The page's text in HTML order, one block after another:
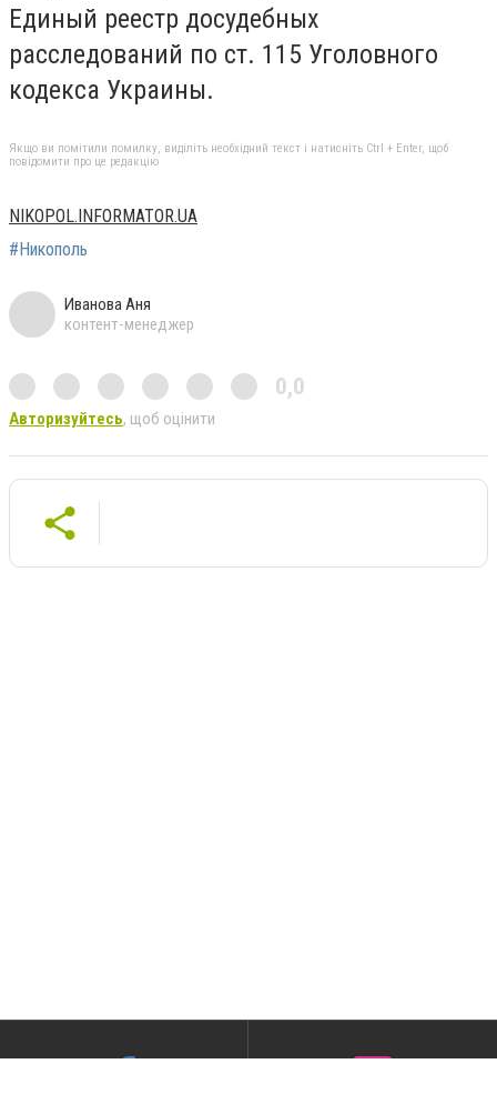
Единый реестр досудебных
расследований по ст. 115 Уголовного
кодекса Украины.
Якщо ви помітили помилку, виділіть необхідний текст і натисніть Ctrl + Enter, щоб
повідомити про це редакцію
NIKOPOL.INFORMATOR.UA
#Никополь
Иванова Аня
контент-менеджер
0,0
Авторизуйтесь, щоб оцінити